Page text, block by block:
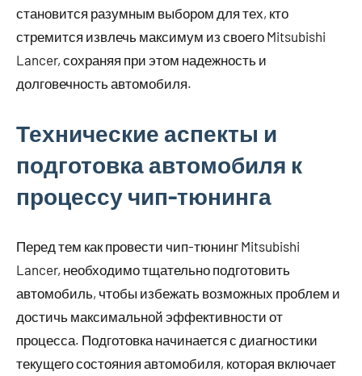
становится разумным выбором для тех, кто
стремится извлечь максимум из своего Mitsubishi
Lancer, сохраняя при этом надежность и
долговечность автомобиля.
Технические аспекты и
подготовка автомобиля к
процессу чип-тюнинга
Перед тем как провести чип-тюнинг Mitsubishi
Lancer, необходимо тщательно подготовить
автомобиль, чтобы избежать возможных проблем и
достичь максимальной эффективности от
процесса. Подготовка начинается с диагностики
текущего состояния автомобиля, которая включает